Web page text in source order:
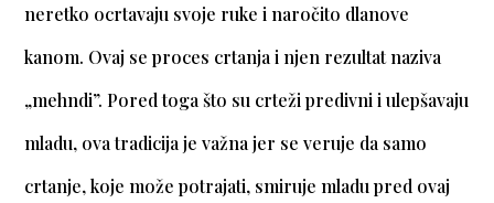
neretko ocrtavaju svoje ruke i naročito dlanove
kanom. Ovaj se proces crtanja i njen rezultat naziva
„mehndi”. Pored toga što su crteži predivni i ulepšavaju
mladu, ova tradicija je važna jer se veruje da samo
crtanje, koje može potrajati, smiruje mladu pred ovaj